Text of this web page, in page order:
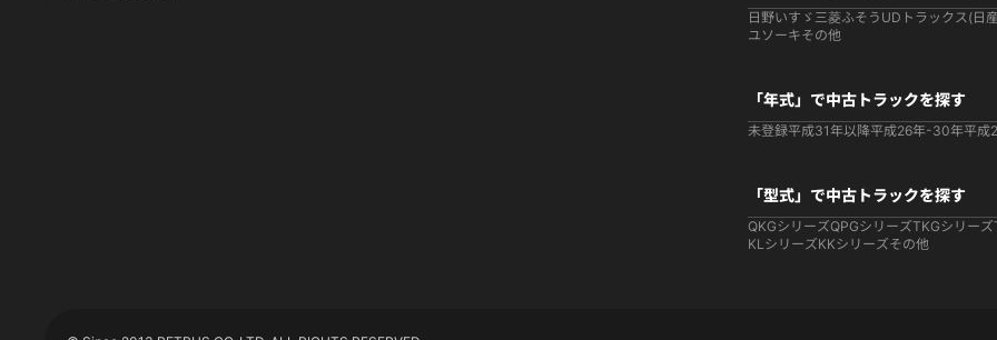
日野いすゞ 三菱ふそう UDトラックス(日
ユソーキその他
「年式」で中古トラックを探す
未登録平成31年以降平成26年-30年平成
「型式」で中古トラックを探す
QKGシリーズQPGシリーズTKGシリーズ
KLシリーズKKシリーズその他